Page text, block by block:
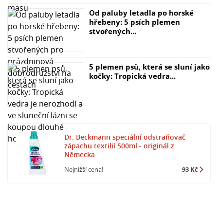
Od paluby letadla po horské
hřebeny: 5 psích plemen
stvořených...
5 plemen psů, která se sluní jako
kočky: Tropická vedra...
Dr. Beckmann speciální odstraňovač
zápachu textilií 500ml - originál z
Německa
Nejnižší cena! 93 Kč